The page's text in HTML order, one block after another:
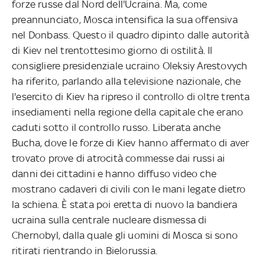
forze russe dal Nord dell'Ucraina. Ma, come
preannunciato, Mosca intensifica la sua offensiva
nel Donbass. Questo il quadro dipinto dalle autorità
di Kiev nel trentottesimo giorno di ostilità. Il
consigliere presidenziale ucraino Oleksiy Arestovych
ha riferito, parlando alla televisione nazionale, che
l'esercito di Kiev ha ripreso il controllo di oltre trenta
insediamenti nella regione della capitale che erano
caduti sotto il controllo russo. Liberata anche
Bucha, dove le forze di Kiev hanno affermato di aver
trovato prove di atrocità commesse dai russi ai
danni dei cittadini e hanno diffuso video che
mostrano cadaveri di civili con le mani legate dietro
la schiena. È stata poi eretta di nuovo la bandiera
ucraina sulla centrale nucleare dismessa di
Chernobyl, dalla quale gli uomini di Mosca si sono
ritirati rientrando in Bielorussia.